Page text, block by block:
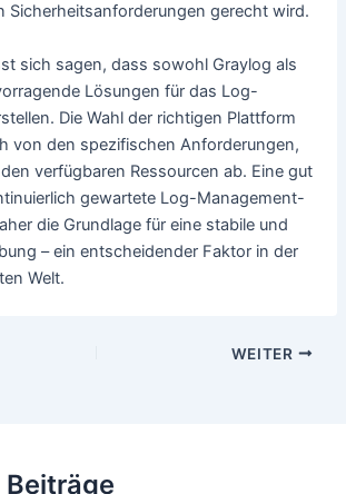
Sicherheitsanforderungen gerecht wird.
sich sagen, dass sowohl Graylog als
Lösungen für das Log-
Die Wahl der richtigen Plattform
von den spezifischen Anforderungen,
verfügbaren Ressourcen ab. Eine gut
gewartete Log-Management-
die Grundlage für eine stabile und
– ein entscheidender Faktor in der
Welt.
WEITER